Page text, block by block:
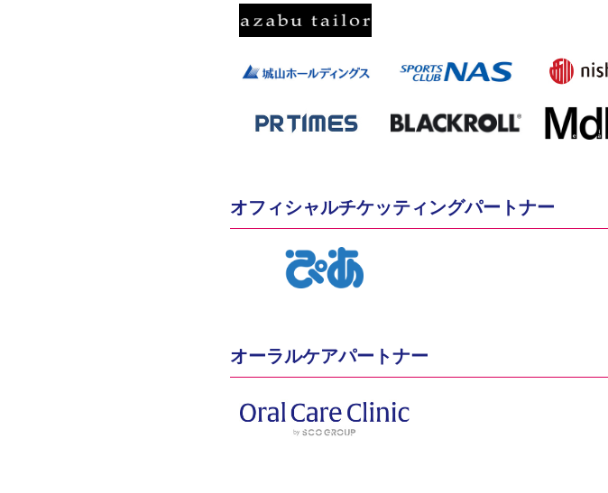
オフィシャルチケッティングパートナー
オーラルケアパートナー